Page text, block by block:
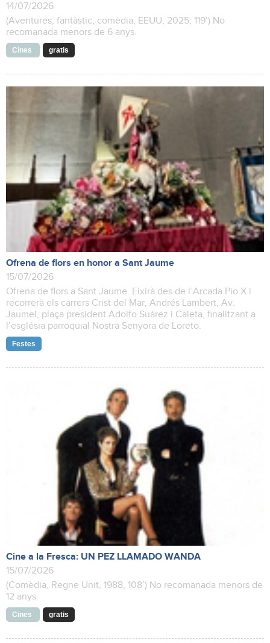
14/07/2026
(Aventures, fantàstic, comèdia, EEUU, 2025, 119’) No
recomanada menors de 6 anys.
Cines gratis
Ofrena de flors en honor a Sant Jaume
15/07/2026
Ofrena de flors a Sant Jaume. Eixirà des de l’Arcada Pio X i
recorrerà els carrers Crist del Mar, Andrés Lambert, Av.
JaumeI, plaça president Adolfo Suárez i Caleta, finalitzant a
l’església parroquial Nostra Senyora de Loreto.
Festes
Cine a la Fresca: UN PEZ LLAMADO WANDA
15/07/2026
(Comèdia, Regne Unit, 1988, 108’) No recomanada menors de
12 anys.
Cines gratis